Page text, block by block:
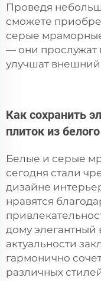
Проведя
сможете
серые
— они прослужат
улучшат
Как сохранить
плиток из
Белые и серые
сегодня стали
дизайне
нравятся
дому элегантный
актуальности
гармонично
различных